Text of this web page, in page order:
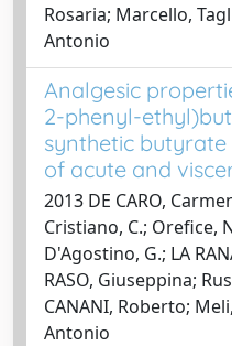
Rosaria; Marcello,
Antonio
Analgesic
2-phenyl-
synthetic
of acute and
2013 DE CARO,
Cristiano, C.; Orefice,
D'Agostino, G.; LA
RASO, Giuseppina;
CANANI, Roberto;
Antonio